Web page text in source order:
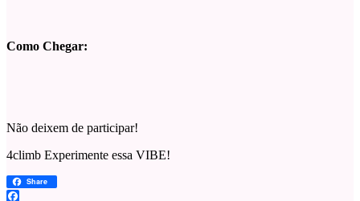
Como Chegar:
Não deixem de participar!
4climb Experimente essa VIBE!
Share